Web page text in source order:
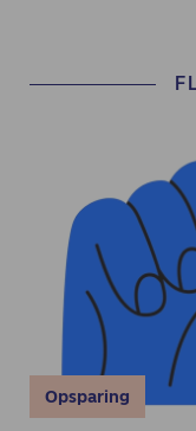
Opsparing